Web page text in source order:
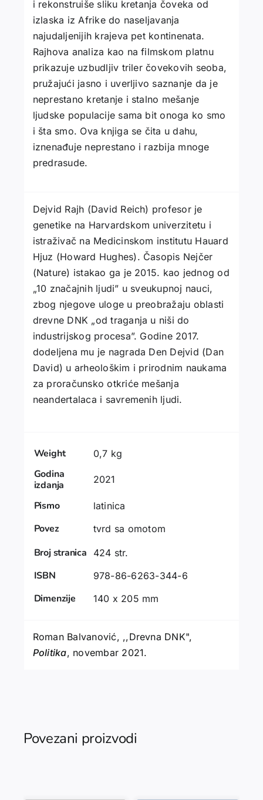
i rekonstruiše sliku kretanja čoveka od
izlaska iz Afrike do naseljavanja
najudaljenijih krajeva pet kontinenata.
Rajhova analiza kao na filmskom platnu
prikazuje uzbudljiv triler čovekovih seoba,
pružajući jasno i uverljivo saznanje da je
neprestano kretanje i stalno mešanje
ljudske populacije sama bit onoga ko smo
i šta smo. Ova knjiga se čita u dahu,
iznenađuje neprestano i razbija mnoge
predrasude.
Dejvid Rajh (David Reich) profesor je
genetike na Harvardskom univerzitetu i
istraživač na Medicinskom institutu Hauard
Hjuz (Howard Hughes). Časopis Nejčer
(Nature) istakao ga je 2015. kao jednog od
„10 značajnih ljudi” u sveukupnoj nauci,
zbog njegove uloge u preobražaju oblasti
drevne DNK „od traganja u niši do
industrijskog procesa”. Godine 2017.
dodeljena mu je nagrada Den Dejvid (Dan
David) u arheološkim i prirodnim naukama
za proračunsko otkriće mešanja
neandertalaca i savremenih ljudi.
Weight 0,7 kg
Godina
izdanja
2021
Pismo latinica
Povez tvrd sa omotom
Broj stranica 424 str.
ISBN 978-86-6263-344-6
Dimenzije 140 x 205 mm
Roman Balvanović, ,,Drevna DNK",
Politika, novembar 2021.
Povezani proizvodi